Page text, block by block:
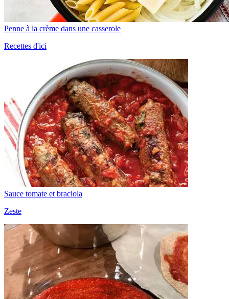
Penne à la crème dans une casserole
Recettes d'ici
Sauce tomate et braciola
Zeste